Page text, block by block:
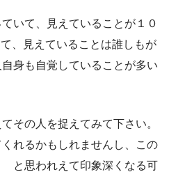
いて、見えていることが１０
、見えていることは誰しもが
身も自覚していることが多い
その人を捉えてみて下さい。
れるかもしれませんし、この
と思われえて印象深くなる可